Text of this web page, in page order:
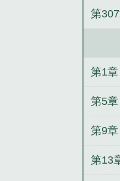
第
第1
第5
第9
第13